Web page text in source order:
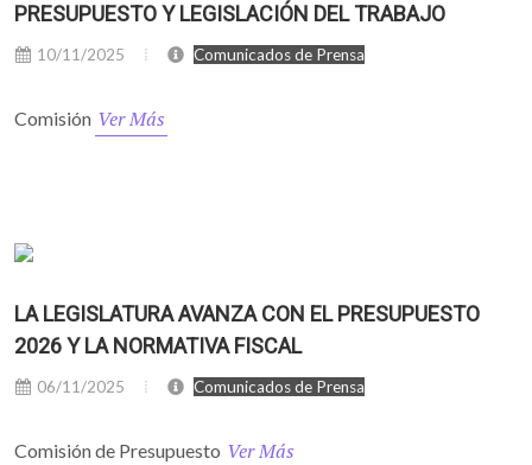
PRESUPUESTO Y LEGISLACIÓN DEL TRABAJO
10/11/2025 Comunicados de Prensa
Comisión Ver Más
LA LEGISLATURA AVANZA CON EL PRESUPUESTO
2026 Y LA NORMATIVA FISCAL
06/11/2025 Comunicados de Prensa
Comisión de Presupuesto Ver Más